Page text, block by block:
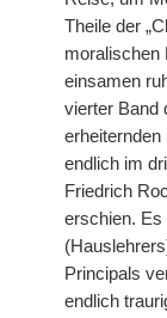
Theile der
moralischen
einsamen
vierter Band
erheiternden
endlich im
Friedrich
erschien. Es
Principals
endlich